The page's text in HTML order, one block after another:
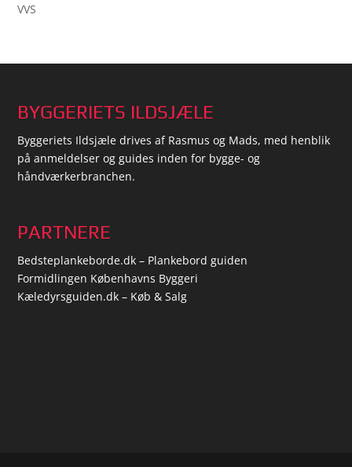
VVS
BYGGERIETS ILDSJÆLE
Byggeriets Ildsjæle drives af Rasmus og Mads, med henblik
på anmeldelser og guides inden for bygge- og
håndværkerbranchen.
PARTNERE
Bedsteplankeborde.dk – Plankebord guiden
Formidlingen Københavns Byggeri
Kæledyrsguiden.dk – Køb & Salg